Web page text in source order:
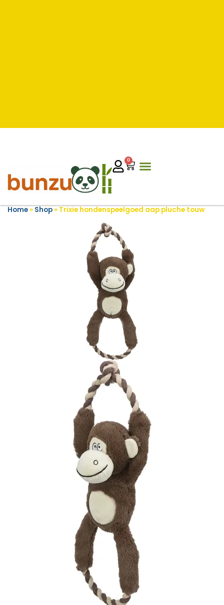
0
Home» Shop» Trixie hondenspeelgoed aap pluche touw